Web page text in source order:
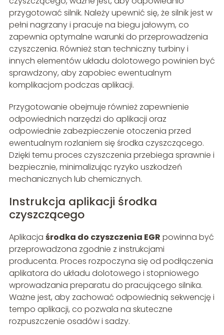
przygotować silnik. Należy upewnić się, że silnik jest w
pełni nagrzany i pracuje na biegu jałowym, co
zapewnia optymalne warunki do przeprowadzenia
czyszczenia. Również stan techniczny turbiny i
innych elementów układu dolotowego powinien być
sprawdzony, aby zapobiec ewentualnym
komplikacjom podczas aplikacji.
Przygotowanie obejmuje również zapewnienie
odpowiednich narzędzi do aplikacji oraz
odpowiednie zabezpieczenie otoczenia przed
ewentualnym rozlaniem się środka czyszczącego.
Dzięki temu proces czyszczenia przebiega sprawnie i
bezpiecznie, minimalizując ryzyko uszkodzeń
mechanicznych lub chemicznych.
Instrukcja aplikacji środka
czyszczącego
Aplikacja środka do czyszczenia EGR powinna być
przeprowadzona zgodnie z instrukcjami
producenta. Proces rozpoczyna się od podłączenia
aplikatora do układu dolotowego i stopniowego
wprowadzania preparatu do pracującego silnika.
Ważne jest, aby zachować odpowiednią sekwencję i
tempo aplikacji, co pozwala na skuteczne
rozpuszczenie osadów i sadzy.